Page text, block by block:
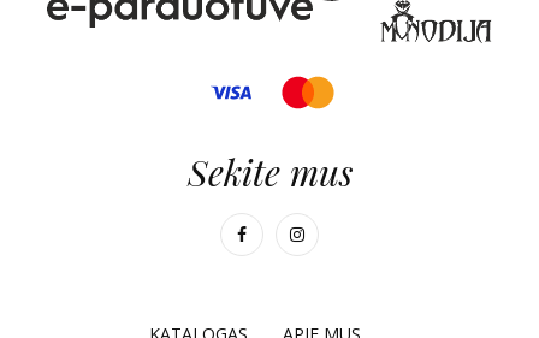
Sekite mus
KATALOGAS APIE MUS